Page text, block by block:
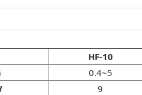
HF-10
0.4~5
9